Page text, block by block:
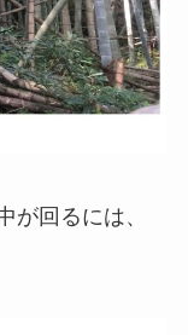
が回るには、